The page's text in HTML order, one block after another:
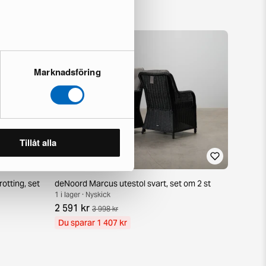
Marknadsföring
Tillåt alla
set deNoord Marcus utestol svart, set om 2 st
1 i lager · Nyskick
2 591 kr 3 998 kr
Du sparar 1 407 kr